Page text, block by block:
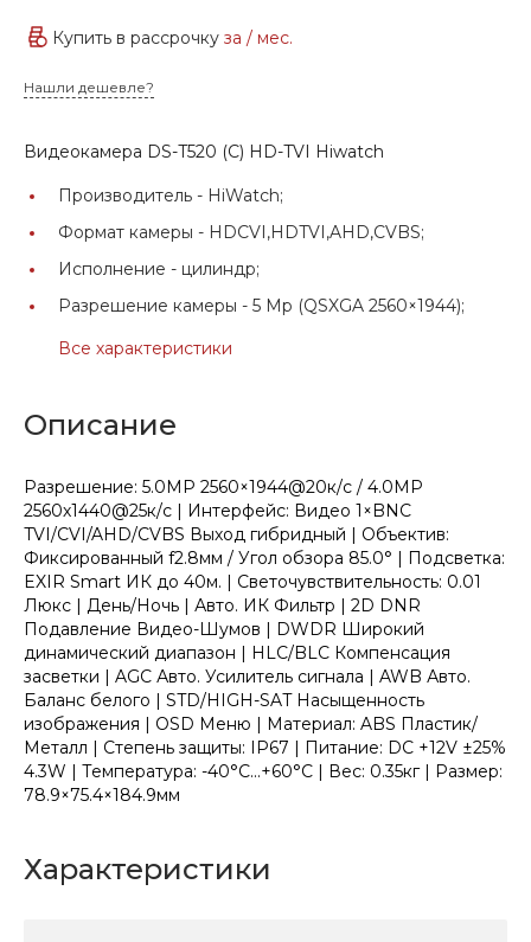
Купить в рассрочку за / мес.
Нашли дешевле?
Видеокамера DS-T520 (С) HD-TVI Hiwatch
Производитель - HiWatch;
Формат камеры - HDCVI,HDTVI,AHD,CVBS;
Исполнение - цилиндр;
Разрешение камеры - 5 Мр (QSXGA 2560×1944);
Все характеристики
Описание
Разрешение: 5.0MP 2560×1944@20к/с / 4.0MP
2560х1440@25к/с | Интерфейс: Видео 1×BNC
TVI/CVI/AHD/CVBS Выход гибридный | Объектив:
Фиксированный f2.8мм / Угол обзора 85.0° | Подсветка:
EXIR Smart ИК до 40м. | Светочувствительность: 0.01
Люкс | День/Ночь | Авто. ИК Фильтр | 2D DNR
Подавление Видео-Шумов | DWDR Широкий
динамический диапазон | HLC/BLC Компенсация
засветки | AGC Авто. Усилитель сигнала | AWB Авто.
Баланс белого | STD/HIGH-SAT Насыщенность
изображения | OSD Меню | Материал: ABS Пластик/
Металл | Степень защиты: IP67 | Питание: DC +12V ±25%
4.3W | Температура: -40°C...+60°C | Вес: 0.35кг | Размер:
78.9×75.4×184.9мм
Характеристики